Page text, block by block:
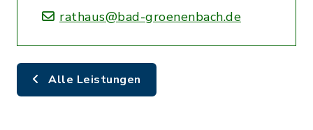
rathaus@bad-groenenbach.de
Alle Leistungen